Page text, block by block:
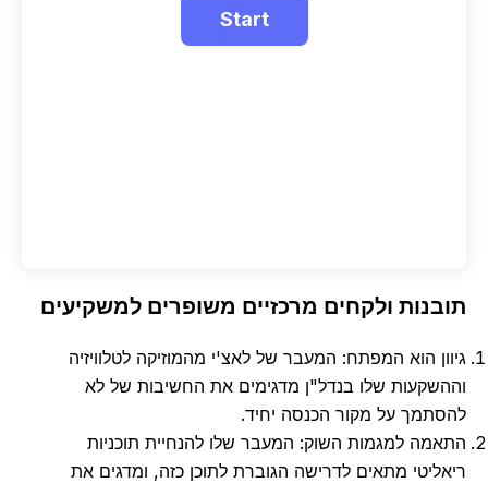
תובנות ולקחים מרכזיים משופרים למשקיעים
גיוון הוא המפתח: המעבר של לאצ'י מהמוזיקה לטלוויזיה
וההשקעות שלו בנדל"ן מדגימים את החשיבות של לא
להסתמך על מקור הכנסה יחיד.
התאמה למגמות השוק: המעבר שלו להנחיית תוכניות
ריאליטי מתאים לדרישה הגוברת לתוכן כזה, ומדגים את